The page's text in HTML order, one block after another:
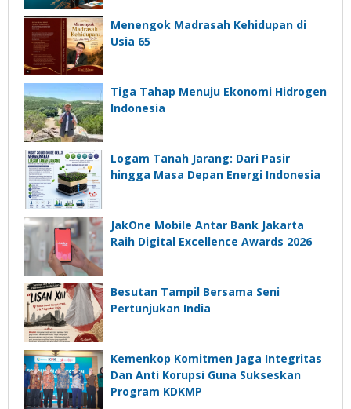
Menengok Madrasah Kehidupan di
Usia 65
Tiga Tahap Menuju Ekonomi Hidrogen
Indonesia
Logam Tanah Jarang: Dari Pasir
hingga Masa Depan Energi Indonesia
JakOne Mobile Antar Bank Jakarta
Raih Digital Excellence Awards 2026
Besutan Tampil Bersama Seni
Pertunjukan India
Kemenkop Komitmen Jaga Integritas
Dan Anti Korupsi Guna Sukseskan
Program KDKMP